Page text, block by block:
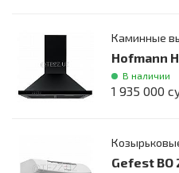
Каминные
Hofmann
В наличии
1 935 000
Gefest ВО